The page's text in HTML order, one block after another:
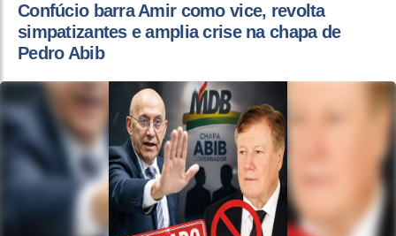
Confúcio barra Amir como vice, revolta
simpatizantes e amplia crise na chapa de
Pedro Abib